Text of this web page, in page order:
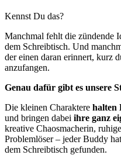
Kennst Du das?
Manchmal fehlt die zündende
dem Schreibtisch. Und
der einen daran erinnert, kurz
anzufangen.
Genau dafür gibt es unsere
Die kleinen Charaktere halten
und bringen dabei ihre ganz
kreative Chaosmacherin,
Problemlöser – jeder Buddy
dem Schreibtisch gefunden.